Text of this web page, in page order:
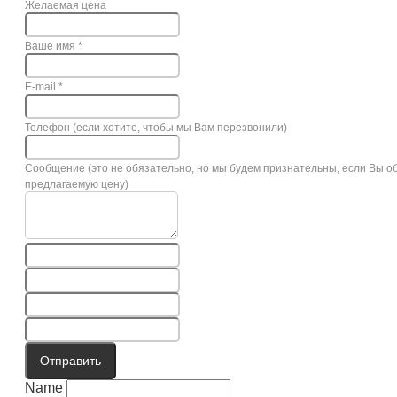
Желаемая цена
Ваше имя *
E-mail *
Телефон (если хотите, чтобы мы Вам перезвонили)
Сообщение (это не обязательно, но мы будем признательны, если Вы
предлагаемую цену)
Отправить
Name